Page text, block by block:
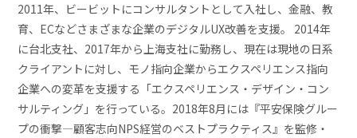
2011年、ビービットにコンサルタントとして入社し、金融、教
育、ECなどさまざまな企業のデジタルUX改善を支援。 2014年
に台北支社、2017年から上海支社に勤務し、現在は現地の日系
クライアントに対し、モノ指向企業からエクスペリエンス指向
企業への変革を支援する「エクスペリエンス・デザイン・コン
サルティング」を行っている。2018年8月には『平安保険グルー
プの衝撃―顧客志向NPS経営のベストプラクティス』を監修・